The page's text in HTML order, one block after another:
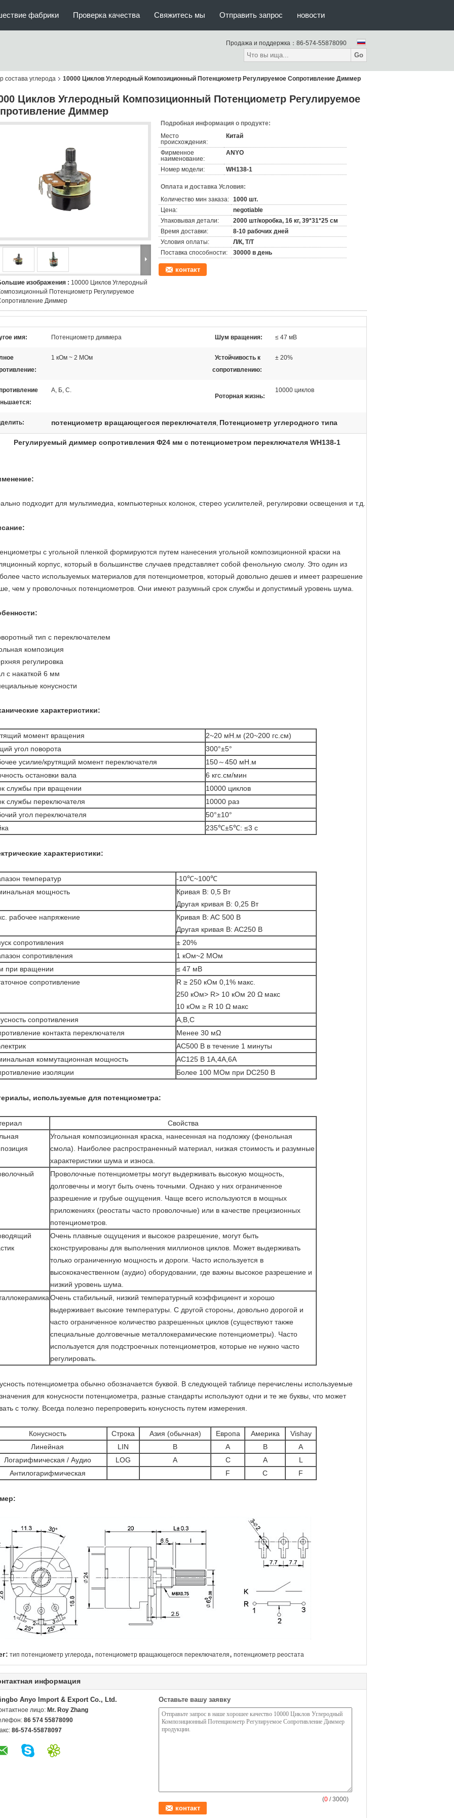
фабрики Проверка качества Свяжитесь мы Отправить запрос новости
Продажа и поддержка： 86-574-55878090
Go
состава углерода 10000 Циклов Углеродный Композиционный Потенциометр Регулируемое Сопротивление Диммер
Циклов Углеродный Композиционный Потенциометр Регулируемое
Диммер
изображения : 10000 Циклов Углеродный
Потенциометр Регулируемое
Диммер
Подробная информация о продукте:
Место
происхождения:
Китай
Фирменное
наименование:
ANYO
Номер модели: WH138-1
Оплата и доставка Условия:
Количество мин заказа: 1000 шт.
Цена:
negotiable
Упаковывая детали:
2000 шт/коробка, 16 кг, 39*31*25 см
Время доставки:
8-10 рабочих дней
Условия оплаты:
Л/К, Т/Т
Поставка способности:
30000 в день
контакт
имя: Потенциометр диммера Шум вращения: ≤ 47 мВ
1 кОм ~ 2 МОм
Устойчивость к
сопротивлению:
± 20%
А, Б, С.
Роторная жизнь:
10000 циклов
потенциометр вращающегося переключателя, Потенциометр углеродного типа
Регулируемый диммер сопротивления Φ24 мм с потенциометром переключателя WH138-1
подходит для мультимедиа, компьютерных колонок, стерео усилителей, регулировки освещения и т.д.
с угольной пленкой формируются путем нанесения угольной композиционной краски на
корпус, который в большинстве случаев представляет собой фенольную смолу. Это один из
часто используемых материалов для потенциометров, который довольно дешев и имеет разрешение
чем у проволочных потенциометров. Они имеют разумный срок службы и допустимый уровень шума.
тип с переключателем
композиция
регулировка
с накаткой 6 мм
конусности
характеристики:
момент вращения
2~20 мН.м (20~200 гс.см)
угол поворота
300°±5°
усилие/крутящий момент переключателя
150～450 мН.м
остановки вала
6 кгс.см/мин
службы при вращении
10000 циклов
службы переключателя
10000 раз
угол переключателя
50°±10°
235℃±5℃: ≤3 с
характеристики:
температур
-10℃~100℃
мощность
Кривая B: 0,5 Вт
Другая кривая B: 0,25 Вт
рабочее напряжение
Кривая B: AC 500 В
Другая кривая B: AC250 В
сопротивления
± 20%
сопротивления
1 кОм~2 МОм
при вращении
≤ 47 мВ
сопротивление
R ≥ 250 кОм 0,1% макс.
250 кОм> R> 10 кОм 20 Ω макс
10 кОм ≥ R 10 Ω макс
сопротивления
A,B,C
контакта переключателя
Менее 30 мΩ
AC500 В в течение 1 минуты
коммутационная мощность
AC125 В 1A,4A,6A
изоляции
Более 100 МОм при DC250 В
используемые для потенциометра:
Свойства
Угольная композиционная краска, нанесенная на подложку (фенольная
смола). Наиболее распространенный материал, низкая стоимость и разумные
характеристики шума и износа.
Проволочные потенциометры могут выдерживать высокую мощность,
долговечны и могут быть очень точными. Однако у них ограниченное
разрешение и грубые ощущения. Чаще всего используются в мощных
приложениях (реостаты часто проволочные) или в качестве прецизионных
потенциометров.
Очень плавные ощущения и высокое разрешение, могут быть
сконструированы для выполнения миллионов циклов. Может выдерживать
только ограниченную мощность и дороги. Часто используется в
высококачественном (аудио) оборудовании, где важны высокое разрешение и
низкий уровень шума.
Очень стабильный, низкий температурный коэффициент и хорошо
выдерживает высокие температуры. С другой стороны, довольно дорогой и
часто ограниченное количество разрешенных циклов (существуют также
специальные долговечные металлокерамические потенциометры). Часто
используется для подстроечных потенциометров, которые не нужно часто
регулировать.
потенциометра обычно обозначается буквой. В следующей таблице перечислены используемые
для конусности потенциометра, разные стандарты используют одни и те же буквы, что может
с толку. Всегда полезно перепроверить конусность путем измерения.
Конусность Строка Азия (обычная) Европа Америка
Vishay
Линейная
LIN B A B
A
Логарифмическая / Аудио
LOG A C A
L
Антилогарифмическая
F C F
тип потенциометр углерода, потенциометр вращающегося переключателя, потенциометр реостата
информация
Anyo Import & Export Co., Ltd.
лицо: Mr. Roy Zhang
86 574 55878090
86-574-55878097
Оставьте вашу заявку
(0 / 3000)